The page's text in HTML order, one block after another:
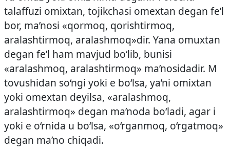
talaffuzi omixtan, tojikchasi omextan degan fe’l
bor, ma’nosi «qormoq, qorishtirmoq,
aralashtirmoq, aralashmoq»dir. Yana omuxtan
degan fe’l ham mavjud bo‘lib, bunisi
«aralashmoq, aralashtirmoq» ma’nosidadir. M
tovushidan so‘ngi yoki e bo‘lsa, ya’ni omixtan
yoki omextan deyilsa, «aralashmoq,
aralashtirmoq» degan ma’noda bo‘ladi, agar i
yoki e o‘rnida u bo‘lsa, «o‘rganmoq, o‘rgatmoq»
degan ma’no chiqadi.